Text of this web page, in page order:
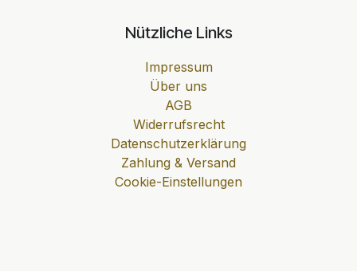
Nützliche Links
Impressum
Über uns
AGB
Widerrufsrecht
Datenschutzerklärung
Zahlung & Versand
Cookie-Einstellungen